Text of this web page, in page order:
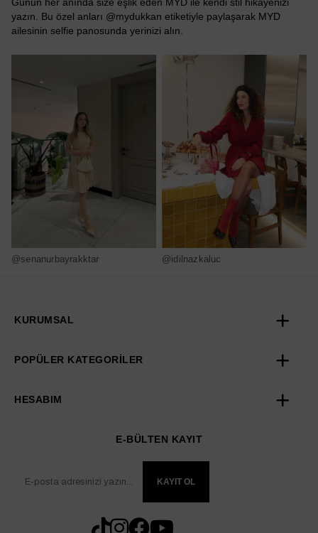
Günün her anında size eşlik eden MYD ile kendi stil hikayenizi
yazın. Bu özel anları @mydukkan etiketiyle paylaşarak MYD
ailesinin selfie panosunda yerinizi alın.
@senanurbayrakktar @idilnazkaluc
KURUMSAL
POPÜLER KATEGORİLER
HESABIM
E-BÜLTEN KAYIT
KAYIT OL